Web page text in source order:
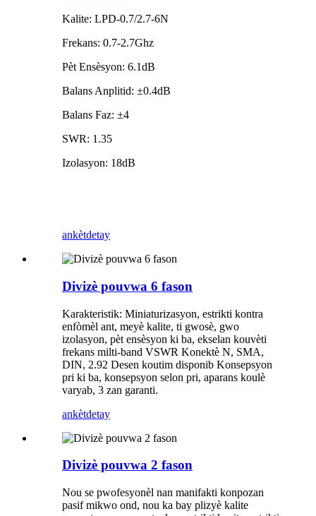
Kalite: LPD-0.7/2.7-6N
Frekans: 0.7-2.7Ghz
Pèt Ensèsyon: 6.1dB
Balans Anplitid: ±0.4dB
Balans Faz: ±4
SWR: 1.35
Izolasyon: 18dB
ankètdetay
Divizè pouvwa 6 fason
Karakteristik: Miniaturizasyon, estrikti kontra
enfòmèl ant, meyè kalite, ti gwosè, gwo
izolasyon, pèt ensèsyon ki ba, ekselan kouvèti
frekans milti-band VSWR Konektè N, SMA,
DIN, 2.92 Desen koutim disponib Konsepsyon
pri ki ba, konsepsyon selon pri, aparans koulè
varyab, 3 zan garanti.
ankètdetay
Divizè pouvwa 2 fason
Nou se pwofesyonèl nan manifakti konpozan
pasif mikwo ond, nou ka bay plizyè kalite